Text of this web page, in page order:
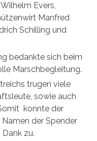
Evers,
Manfred
Schilling und
bedankte sich beim
Marschbegleitung.
trugen viele
sowie auch
konnte der
der Spender
zu.